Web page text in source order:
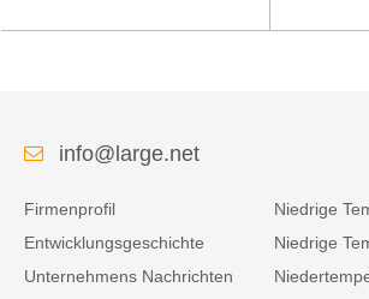
info@large.net
Firmenprofil
Entwicklungsgeschichte
Unternehmens Nachrichten
Niedrige
Niedrige